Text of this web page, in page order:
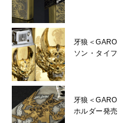
牙狼＜
ソン・タイ
牙狼＜
ホルダー発売